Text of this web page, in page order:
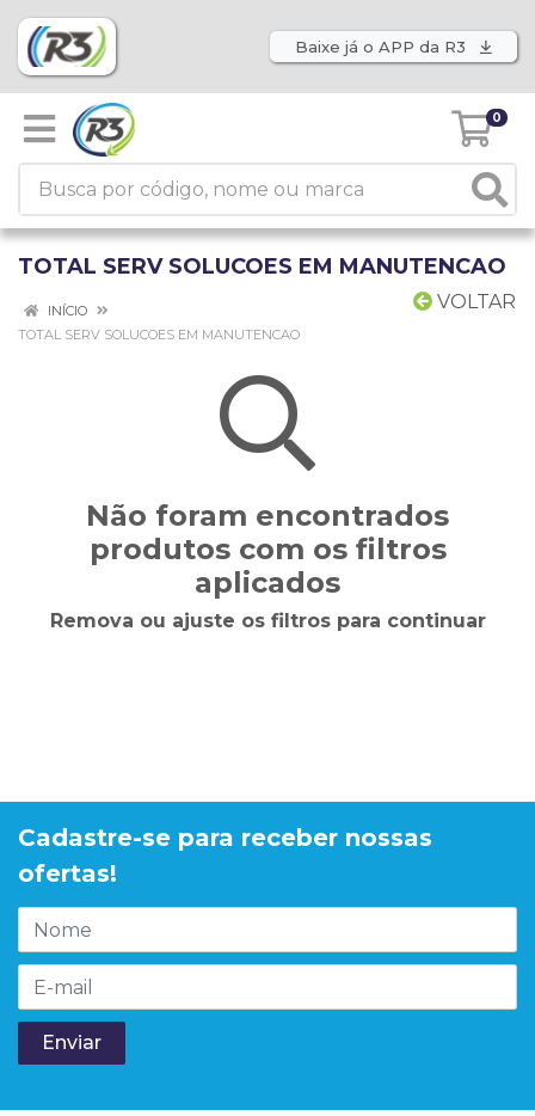
Baixe já o APP da R3
0
TOTAL SERV SOLUCOES EM MANUTENCAO
VOLTAR
INÍCIO
TOTAL SERV SOLUCOES EM MANUTENCAO
Não foram encontrados
produtos com os filtros
aplicados
Remova ou ajuste os filtros para continuar
Cadastre-se para receber nossas
ofertas!